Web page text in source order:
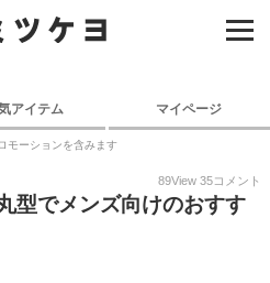
アイテム マイページ
モーションを含みます
89View 35コメント
型でメンズ向けのおすす